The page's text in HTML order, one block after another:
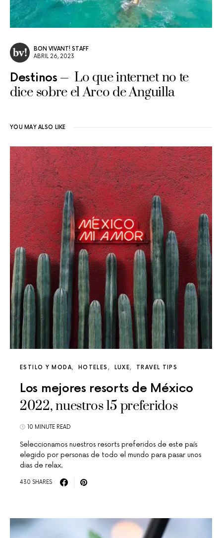
BON VIVANT! STAFF
ABRIL 26, 2023
Destinos
Lo que internet no te
dice sobre el Arco de Anguilla
YOU MAY ALSO LIKE
ESTILO Y MODA HOTELES LUXE TRAVEL TIPS
Los mejores resorts de México
2022, nuestros 15 preferidos
10 MINUTE READ
Seleccionamos nuestros resorts preferidos de este país
elegido por personas de todo el mundo para pasar unos
dias de relax.
430 SHARES